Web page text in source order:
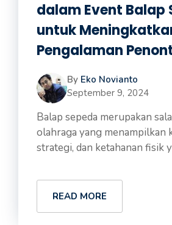
dalam Event Balap
untuk
Pengalaman
By Eko Novianto
September 9, 2024
Balap sepeda merupakan
olahraga yang menampilkan
strategi, dan ketahanan fisik
READ MORE